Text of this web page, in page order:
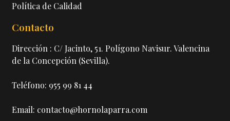
Política de Calidad
Contacto
Dirección : C/ Jacinto, 51. Polígono Navisur. Valencina
de la Concepción (Sevilla).
Teléfono: 955 99 81 44
Email: contacto@hornolaparra.com